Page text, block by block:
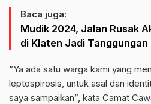
Baca juga:
Mudik 2024, Jalan Rusak
di Klaten Jadi Tanggungan
“Ya ada satu warga kami yang
leptospirosis, untuk asal dan
saya sampaikan”, kata Camat